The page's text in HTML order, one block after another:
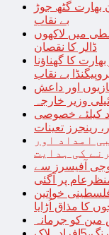
بھارت گٹھ جوڑ
بے نقاب
میں لاکھوں
ڈالر کا نقصان
کا گھناؤنا
بے نقاب
اور داعش
وزیر خارجہ
کیلئے خصوصی
رینجرز تعینات
امداد اور
کی ہدایت
آفیسرز سے
پر آگئی
فلسطینی خواتین
کا مذاق اُڑایا
مین کو جرمانہ